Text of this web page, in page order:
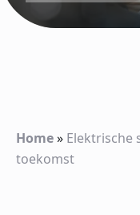
Home» Elektrische
toekomst